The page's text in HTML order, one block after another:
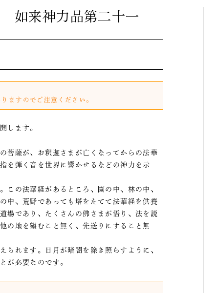
如来神力品第二十一
ますのでご注意ください。
します。
菩薩が、お釈迦さまが亡くなってからの法華
を弾く音を世界に響かせるなどの神力を示
の法華経があるところ、園の中、林の中、
中、荒野であっても塔をたてて法華経を供養
場であり、たくさんの佛さまが悟り、法を説
の地を望むこと無く、先送りにすること無
れます。日月が暗闇を除き照らすように、
が必要なのです。